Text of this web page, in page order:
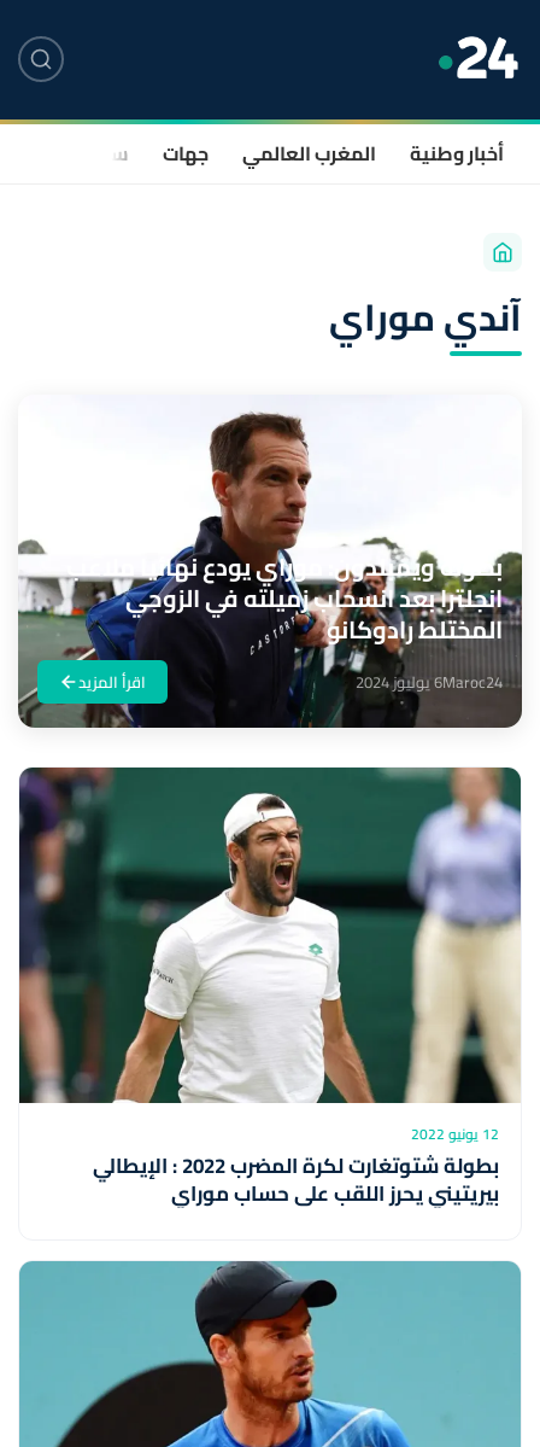
أخبار وطنية المغرب العالمي جهات سياسة
آندي موراي
بطولة ويمبلدون: موراي يودع نهائيا ملاعب
انجلترا بعد انسحاب زميلته في الزوجي
المختلط رادوكانو
Maroc246 يوليوز 2024 اقرأ المزيد
12 يونيو 2022
بطولة شتوتغارت لكرة المضرب 2022 : الإيطالي
بيريتيني يحرز اللقب على حساب موراي